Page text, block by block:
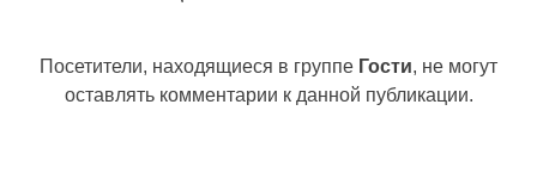
Посетители, находящиеся в группе Гости, не могут
оставлять комментарии к данной публикации.